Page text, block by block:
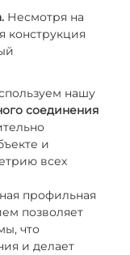
Несмотря на
конструкция
нашу
соединения
и
всех
профильная
позволяет
что
и делает